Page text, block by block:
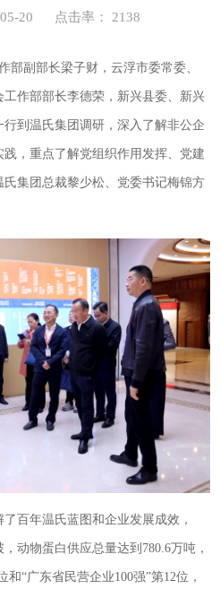
20 点击率： 2138
部副部长梁子财，云浮市委常委、
作部部长李德荣，新兴县委、新兴
到温氏集团调研，深入了解非公企
，重点了解党组织作用发挥、党建
集团总裁黎少松、党委书记梅锦方
百年温氏蓝图和企业发展成效，
动物蛋白供应总量达到780.6万吨，
和“广东省民营企业100强”第12位，